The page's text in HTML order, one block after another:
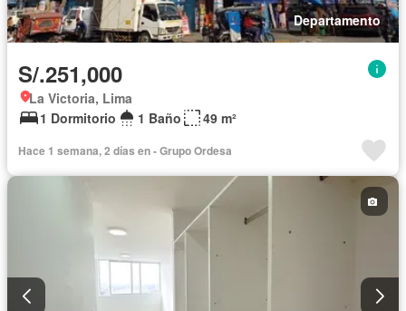
Departamento
S/.251,000
La Victoria, Lima
1 Dormitorio
1 Baño 49 m²
Hace 1 semana, 2 días en - Grupo Ordesa